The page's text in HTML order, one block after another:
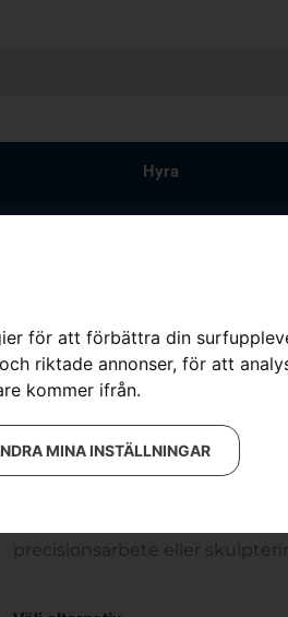
för att förbättra din
riktade annonser, för att
kommer ifrån.
MINA INSTÄLLNINGAR
Hyra
Svärd 1/4″,
Artikelnummer: PRNT_124
Kategorier:
Motorsågsvärd
1 090kr – 1
Carvingsvärd har en mindre
precisionsarbete eller